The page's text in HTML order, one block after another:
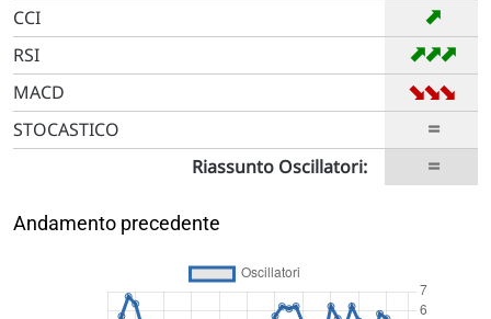
CCI ➡
RSI ➡
➡
➡
MACD ➡
➡
➡
STOCASTICO =
Riassunto Oscillatori: =
Andamento precedente